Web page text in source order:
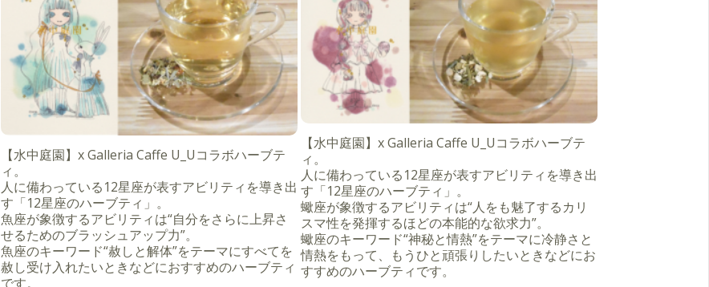
【水中庭園】x Galleria Caffe U_Uコラボハーブテ
ィ。
人に備わっている12星座が表すアビリティを導き出
す「12星座のハーブティ」。
魚座が象徴するアビリティは“自分をさらに上昇さ
せるためのブラッシュアップ力”。
魚座のキーワード“赦しと解体”をテーマにすべてを
赦し受け入れたいときなどにおすすめのハーブティ
です。
【水中庭園】x Galleria Caffe U_Uコラボハーブテ
ィ。
人に備わっている12星座が表すアビリティを導き出
す「12星座のハーブティ」。
蠍座が象徴するアビリティは“人をも魅了するカリ
スマ性を発揮するほどの本能的な欲求力”。
蠍座のキーワード“神秘と情熱”をテーマに冷静さと
情熱をもって、もうひと頑張りしたいときなどにお
すすめのハーブティです。